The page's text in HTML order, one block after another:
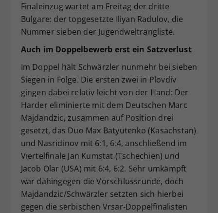
Finaleinzug wartet am Freitag der dritte
Bulgare: der topgesetzte Iliyan Radulov, die
Nummer sieben der Jugendweltrangliste.
Auch im Doppelbewerb erst ein Satzverlust
Im Doppel hält Schwärzler nunmehr bei sieben
Siegen in Folge. Die ersten zwei in Plovdiv
gingen dabei relativ leicht von der Hand: Der
Harder eliminierte mit dem Deutschen Marc
Majdandzic, zusammen auf Position drei
gesetzt, das Duo Max Batyutenko (Kasachstan)
und Nasridinov mit 6:1, 6:4, anschließend im
Viertelfinale Jan Kumstat (Tschechien) und
Jacob Olar (USA) mit 6:4, 6:2. Sehr umkämpft
war dahingegen die Vorschlussrunde, doch
Majdandzic/Schwärzler setzten sich hierbei
gegen die serbischen Vrsar-Doppelfinalisten